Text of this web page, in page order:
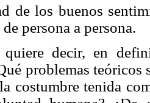
de los buenos
persona a persona.
quiere decir, en
problemas
costumbre tenida